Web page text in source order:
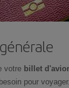
votre billet
pour